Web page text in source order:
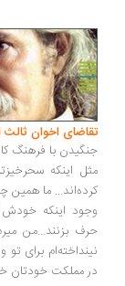
اخوان ثالث از رهبر
با فرهنگ کار عبثی
اینکه سحرخیزتر از
ما همین چیزها را
اینکه خودش
بزنند...من میرم رو
برای تو و
مملکت خودتان خدمت